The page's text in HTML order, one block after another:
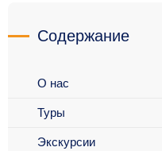
Содержание
О нас
Туры
Экскурсии